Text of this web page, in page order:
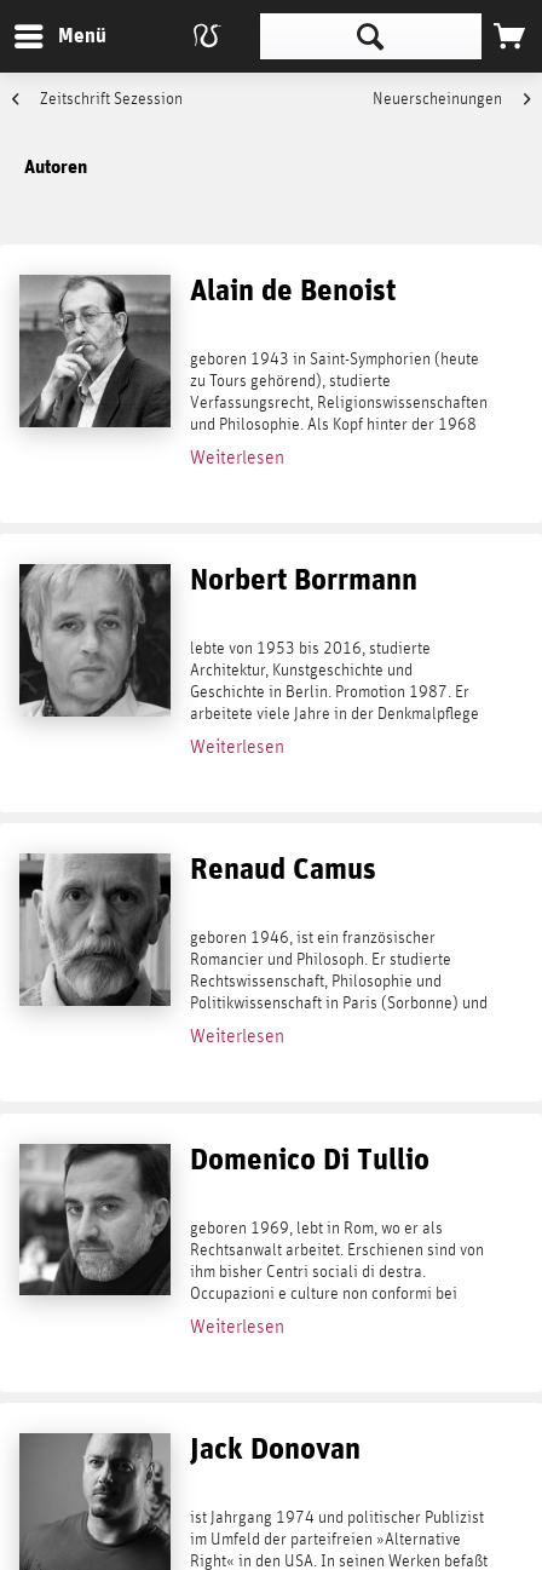
Menü
Zeitschrift Sezession Neuerscheinungen
Autoren
Alain de Benoist
geboren 1943 in Saint-Symphorien (heute
zu Tours gehörend), studierte
Verfassungsrecht, Religionswissenschaften
und Philosophie. Als Kopf hinter der 1968
formierten Denkfabrik GRECE gilt er als
Gründer der französischen Nouvelle Droite
Weiterlesen
Norbert Borrmann
lebte von 1953 bis 2016, studierte
Architektur, Kunstgeschichte und
Geschichte in Berlin. Promotion 1987. Er
arbeitete viele Jahre in der Denkmalpflege
und publizierte zu kunsthistorischen und
politiktheoretischen Fragen. Borrmann ist
Weiterlesen
Renaud Camus
geboren 1946, ist ein französischer
Romancier und Philosoph. Er studierte
Rechtswissenschaft, Philosophie und
Politikwissenschaft in Paris (Sorbonne) und
Oxford. Camus publiziert seit 1975
überwiegend Essays, Tagebücher und
Weiterlesen
Domenico Di Tullio
geboren 1969, lebt in Rom, wo er als
Rechtsanwalt arbeitet. Erschienen sind von
ihm bisher Centri sociali di destra.
Occupazioni e culture non conformi bei
Castelvecchi, 2006, sowie der Roman
Nessun dolore. Una storia di Casapound
Weiterlesen
Jack Donovan
ist Jahrgang 1974 und politischer Publizist
im Umfeld der parteifreien »Alternative
Right« in den USA. In seinen Werken befaßt